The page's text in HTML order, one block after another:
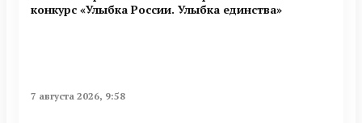
конкурс «Улыбка России. Улыбка единства»
7 августа 2026, 9:58